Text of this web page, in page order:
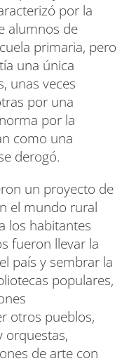
por la
alumnos de
primaria, pero
una única
unas veces
por una
por la
como una
derogó.
un proyecto de
el mundo rural
los habitantes
fueron llevar la
país y sembrar la
populares,
otros pueblos,
orquestas,
de arte con